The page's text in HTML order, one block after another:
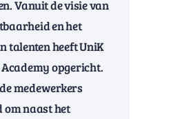
Vanuit de visie van
en het
talenten heeft UniK
Academy opgericht.
medewerkers
om naast het